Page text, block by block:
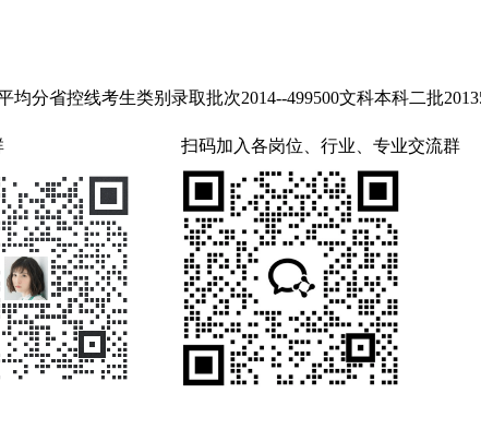
分省控线考生类别录取批次2014--499500文科本科二批
扫码加入各岗位、行业、专业交流群